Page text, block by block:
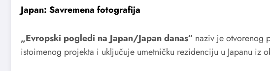
Japan: Savremena fotografija
„Evropski pogledi na Japan/Japan danas“ naziv je otvorenog
istoimenog projekta i uključuje umetničku rezidenciju u Japanu iz